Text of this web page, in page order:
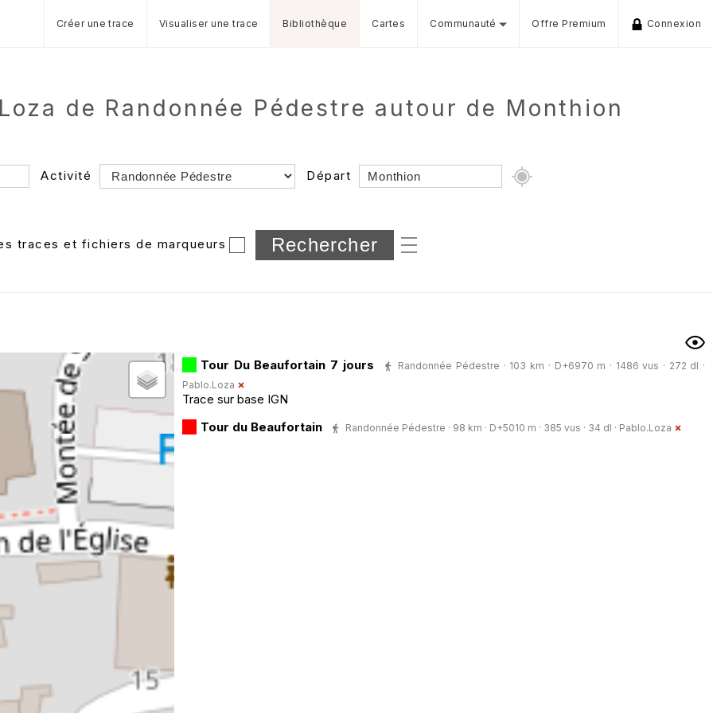
Créer une trace Visualiser une trace Bibliothèque Cartes Communauté Offre Premium Connexion
de Randonnée Pédestre autour de Monthion
Activité Départ
Dossier
et sous-dossiers
traces et fichiers de marqueurs
Tour Du Beaufortain 7 jours
Randonnée Pédestre · 103 km · D+6970 m · 1486 vus · 272 dl ·
Pablo.Loza
Trace sur base IGN
Tour du Beaufortain
Randonnée Pédestre · 98 km · D+5010 m · 385 vus · 34 dl · Pablo.Loza